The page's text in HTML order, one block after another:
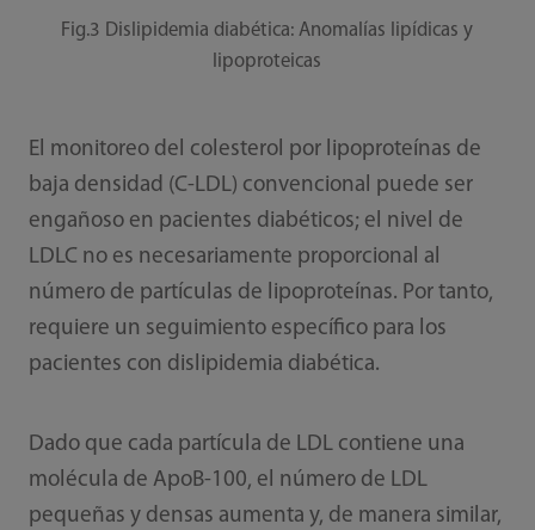
Fig.3 Dislipidemia diabética: Anomalías lipídicas y
lipoproteicas
El monitoreo del colesterol por lipoproteínas de
baja densidad (C-LDL) convencional puede ser
engañoso en pacientes diabéticos; el nivel de
LDLC no es necesariamente proporcional al
número de partículas de lipoproteínas. Por tanto,
requiere un seguimiento específico para los
pacientes con dislipidemia diabética.
Dado que cada partícula de LDL contiene una
molécula de ApoB-100, el número de LDL
pequeñas y densas aumenta y, de manera similar,